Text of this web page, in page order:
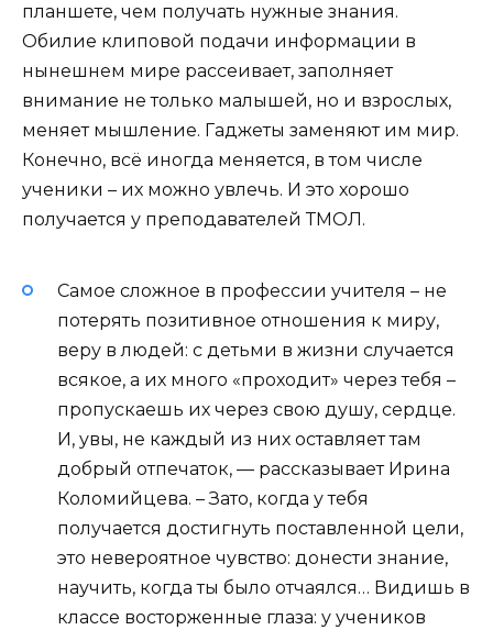
планшете, чем получать нужные знания.
Обилие клиповой подачи информации в
нынешнем мире рассеивает, заполняет
внимание не только малышей, но и взрослых,
меняет мышление. Гаджеты заменяют им мир.
Конечно, всё иногда меняется, в том числе
ученики – их можно увлечь. И это хорошо
получается у преподавателей ТМОЛ.
Самое сложное в профессии учителя – не
потерять позитивное отношения к миру,
веру в людей: с детьми в жизни случается
всякое, а их много «проходит» через тебя –
пропускаешь их через свою душу, сердце.
И, увы, не каждый из них оставляет там
добрый отпечаток, — рассказывает Ирина
Коломийцева. – Зато, когда у тебя
получается достигнуть поставленной цели,
это невероятное чувство: донести знание,
научить, когда ты было отчаялся… Видишь в
классе восторженные глаза: у учеников